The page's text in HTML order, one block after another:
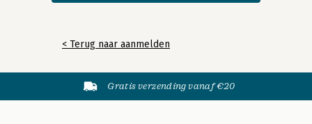
< Terug naar aanmelden
Gratis verzending vanaf €20